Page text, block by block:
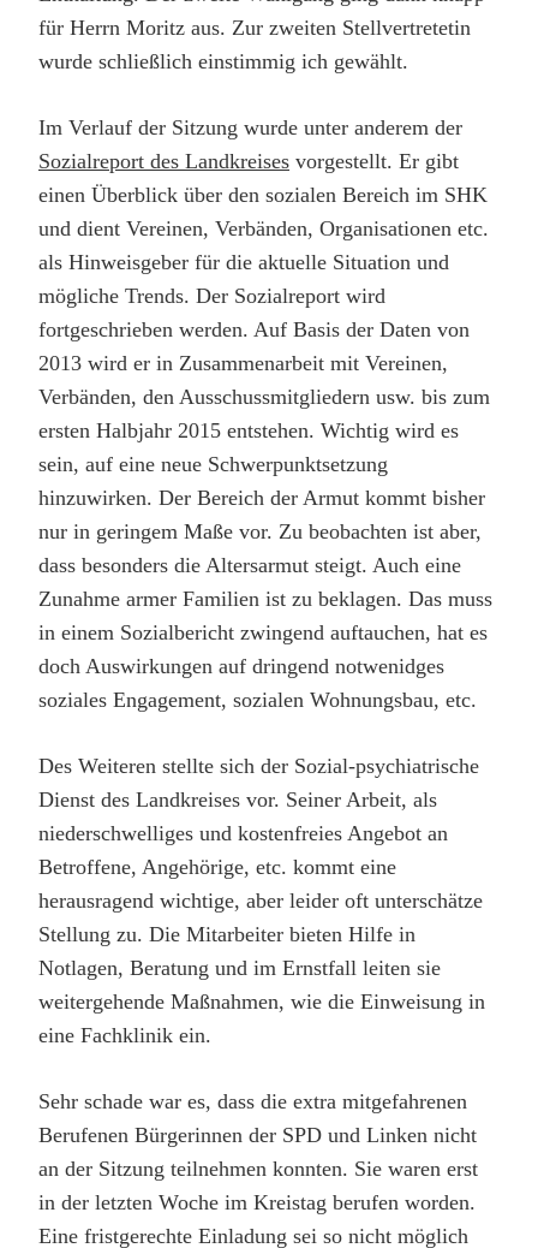
für Herrn Moritz aus. Zur zweiten Stellvertretetin
wurde schließlich einstimmig ich gewählt.
Im Verlauf der Sitzung wurde unter anderem der
Sozialreport des Landkreises vorgestellt. Er gibt
einen Überblick über den sozialen Bereich im SHK
und dient Vereinen, Verbänden, Organisationen etc.
als Hinweisgeber für die aktuelle Situation und
mögliche Trends. Der Sozialreport wird
fortgeschrieben werden. Auf Basis der Daten von
2013 wird er in Zusammenarbeit mit Vereinen,
Verbänden, den Ausschussmitgliedern usw. bis zum
ersten Halbjahr 2015 entstehen. Wichtig wird es
sein, auf eine neue Schwerpunktsetzung
hinzuwirken. Der Bereich der Armut kommt bisher
nur in geringem Maße vor. Zu beobachten ist aber,
dass besonders die Altersarmut steigt. Auch eine
Zunahme armer Familien ist zu beklagen. Das muss
in einem Sozialbericht zwingend auftauchen, hat es
doch Auswirkungen auf dringend notwenidges
soziales Engagement, sozialen Wohnungsbau, etc.
Des Weiteren stellte sich der Sozial-psychiatrische
Dienst des Landkreises vor. Seiner Arbeit, als
niederschwelliges und kostenfreies Angebot an
Betroffene, Angehörige, etc. kommt eine
herausragend wichtige, aber leider oft unterschätze
Stellung zu. Die Mitarbeiter bieten Hilfe in
Notlagen, Beratung und im Ernstfall leiten sie
weitergehende Maßnahmen, wie die Einweisung in
eine Fachklinik ein.
Sehr schade war es, dass die extra mitgefahrenen
Berufenen Bürgerinnen der SPD und Linken nicht
an der Sitzung teilnehmen konnten. Sie waren erst
in der letzten Woche im Kreistag berufen worden.
Eine fristgerechte Einladung sei so nicht möglich